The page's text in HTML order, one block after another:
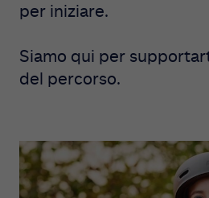
per iniziare.
Siamo qui per
del percorso.